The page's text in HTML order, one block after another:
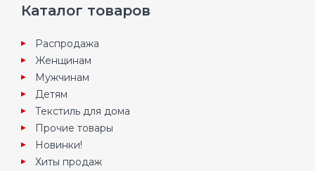
Каталог товаров
Распродажа
Женщинам
Мужчинам
Детям
Текстиль для дома
Прочие товары
Новинки!
Хиты продаж